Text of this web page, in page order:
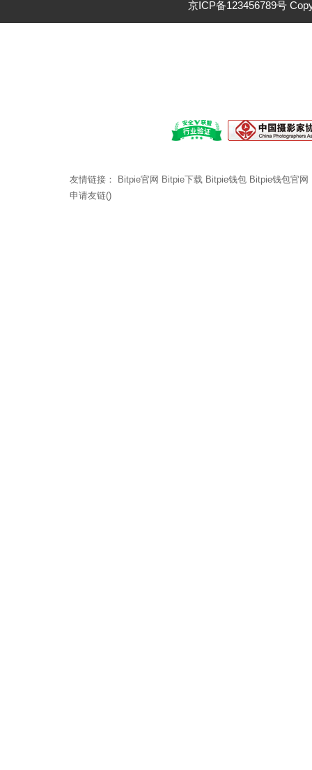
京ICP备123456789号
友情链接： Bitpie官网 Bitpie下载 Bitpie钱包 Bitpie钱包官网
申请友链()